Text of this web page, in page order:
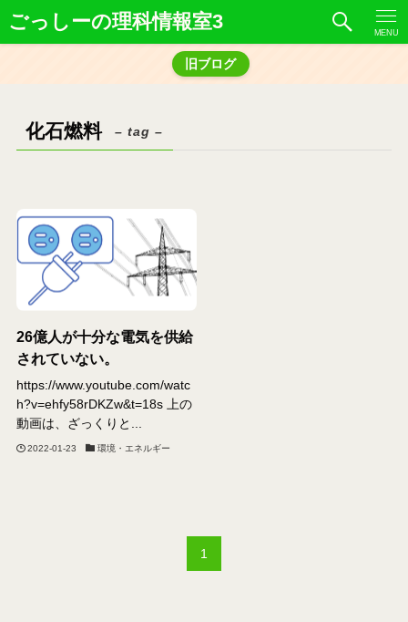
ごっしーの理科情報室3 MENU
旧ブログ
化石燃料 – tag –
26億人が十分な電気を供給
されていない。
https://www.youtube.com/watc
h?v=ehfy58rDKZw&t=18s 上の
動画は、ざっくりと...
2022-01-23 環境・エネルギー
1